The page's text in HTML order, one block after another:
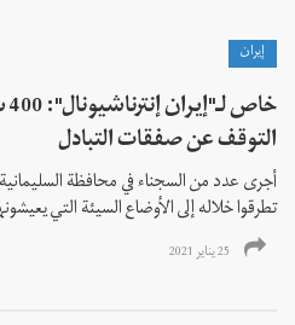
إيران
التوقف عن صفقات التبادل
أجرى عدد من السجناء في محافظة السليمانية
تطرقوا خلاله إلى الأوضاع السيئة التي
25 يناير 2021